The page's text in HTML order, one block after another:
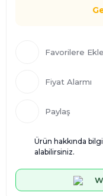
Fiyat Alarmı
Paylaş
Ürün hakkında
alabilirsiniz.